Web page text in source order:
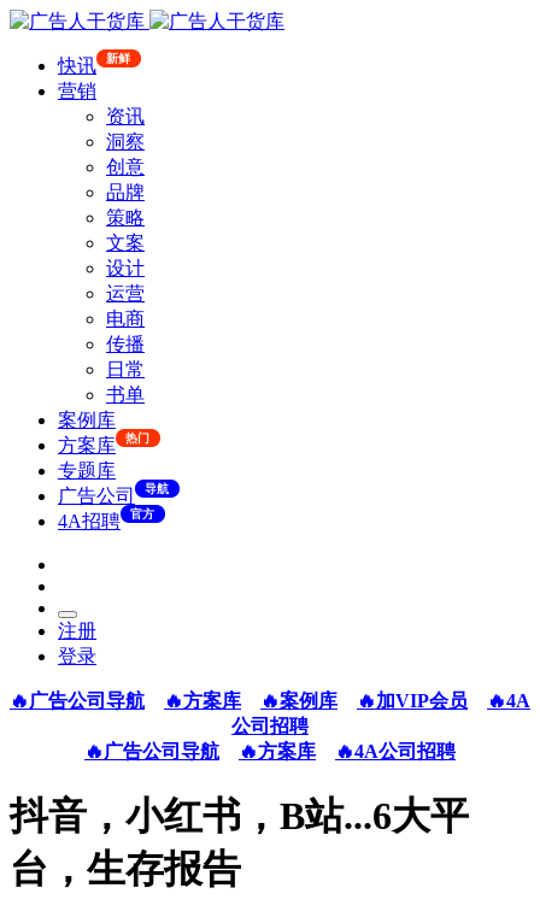
快讯 新鲜
营销
资讯
洞察
创意
品牌
策略
文案
设计
运营
电商
传播
日常
书单
案例库
方案库
热门
专题库
广告公司
导航
4A招聘 官方
注册
登录
🔥广告公司导航 🔥方案库 🔥案例库 🔥加VIP会员
🔥4A
公司招聘
🔥广告公司导航
🔥方案库 🔥4A公司招聘
抖音，小红书，B站...6大平
台，生存报告